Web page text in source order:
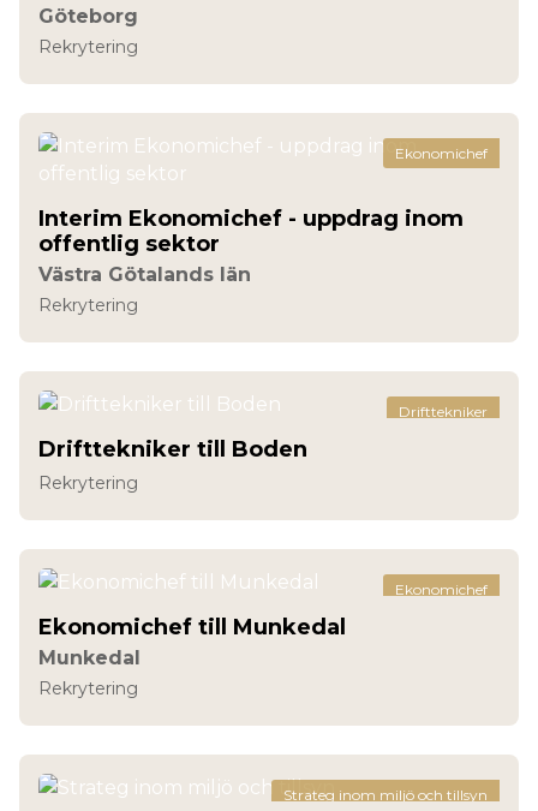
Göteborg
Rekrytering
Ekonomichef
Interim Ekonomichef - uppdrag inom
offentlig sektor
Västra Götalands län
Rekrytering
Drifttekniker
Drifttekniker till Boden
Rekrytering
Ekonomichef
Ekonomichef till Munkedal
Munkedal
Rekrytering
Strateg inom miljö och tillsyn